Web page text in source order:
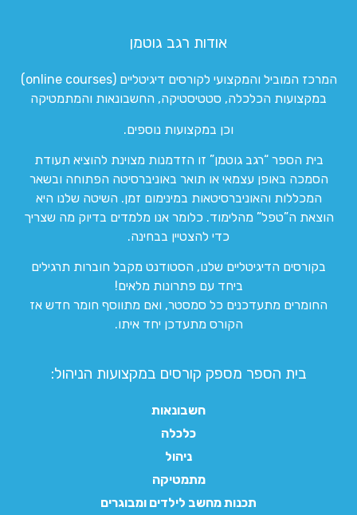
אודות רגב גוטמן
המרכז המוביל והמקצועי לקורסים דיגיטליים (online courses)
במקצועות הכלכלה, סטטיסטיקה, החשבונאות והמתמטיקה
וכן במקצועות נוספים.
בית הספר “רגב גוטמן” זו הזדמנות מצוינת להוציא תעודת
הסמכה באופן עצמאי או תואר באוניברסיטה הפתוחה ובשאר
המכללות והאוניברסיטאות במינימום זמן. השיטה שלנו היא
הוצאת ה”טפל” מהלימוד. כלומר אנו מלמדים בדיוק מה שצריך
כדי להצטיין בבחינה.
בקורסים הדיגיטליים שלנו, הסטודנט מקבל חוברות תרגילים
ביחד עם פתרונות מלאים!
החומרים מתעדכנים כל סמסטר, ואם מתווסף חומר חדש אז
הקורס מתעדכן יחד איתו.
בית הספר מספק קורסים במקצועות הניהול:
חשבונאות
כלכלה
ניהול
מתמטיקה
תכנות מחשב לילדים ומבוגרים